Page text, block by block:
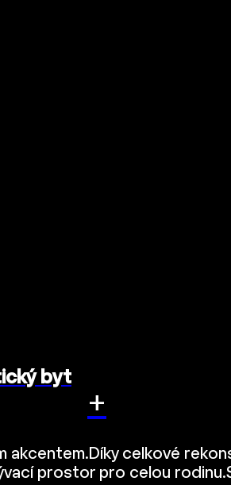
byt
+
akcentem.Díky celkové
prostor pro celou